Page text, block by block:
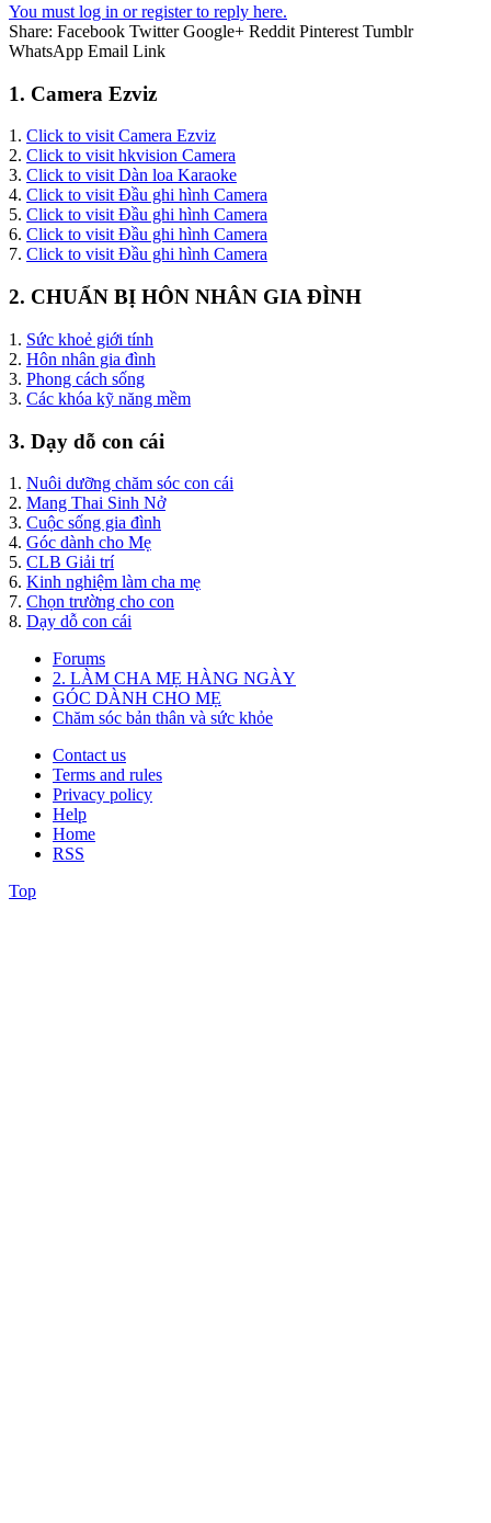
You must log in or register to reply here.
Share: Facebook Twitter Google+ Reddit Pinterest Tumblr
WhatsApp Email Link
1. Camera Ezviz
1. Click to visit Camera Ezviz
2. Click to visit hkvision Camera
3. Click to visit Dàn loa Karaoke
4. Click to visit Đầu ghi hình Camera
5. Click to visit Đầu ghi hình Camera
6. Click to visit Đầu ghi hình Camera
7. Click to visit Đầu ghi hình Camera
2. CHUẨN BỊ HÔN NHÂN GIA ĐÌNH
1. Sức khoẻ giới tính
2. Hôn nhân gia đình
3. Phong cách sống
3. Các khóa kỹ năng mềm
3. Dạy dỗ con cái
1. Nuôi dưỡng chăm sóc con cái
2. Mang Thai Sinh Nở
3. Cuộc sống gia đình
4. Góc dành cho Mẹ
5. CLB Giải trí
6. Kinh nghiệm làm cha mẹ
7. Chọn trường cho con
8. Dạy dỗ con cái
Forums
2. LÀM CHA MẸ HÀNG NGÀY
GÓC DÀNH CHO MẸ
Chăm sóc bản thân và sức khỏe
Contact us
Terms and rules
Privacy policy
Help
Home
RSS
Top